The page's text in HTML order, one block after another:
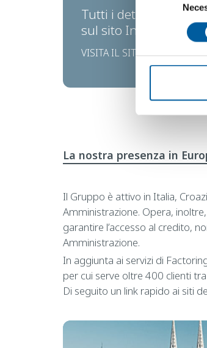
consenso
Tutti i dettagli
sul sito Investors
VISITA IL SITO
La nostra presenza in
Il Gruppo è attivo in Italia,
Amministrazione. Opera,
garantire l’accesso al credito,
Amministrazione.
In aggiunta ai servizi di
per cui serve oltre 400 clienti
Di seguito un link rapido ai siti